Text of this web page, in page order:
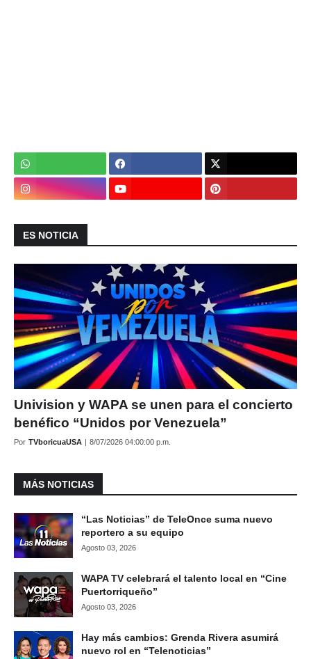
ES NOTICIA
Univision y WAPA se unen para el concierto
benéfico “Unidos por Venezuela”
Por TVboricuaUSA | 8/07/2026 04:00:00 p.m.
MÁS NOTICIAS
“Las Noticias” de TeleOnce suma nuevo
reportero a su equipo
Agosto 03, 2026
WAPA TV celebrará el talento local en “Cine
Puertorriqueño”
Agosto 03, 2026
Hay más cambios: Grenda Rivera asumirá
nuevo rol en “Telenoticias”